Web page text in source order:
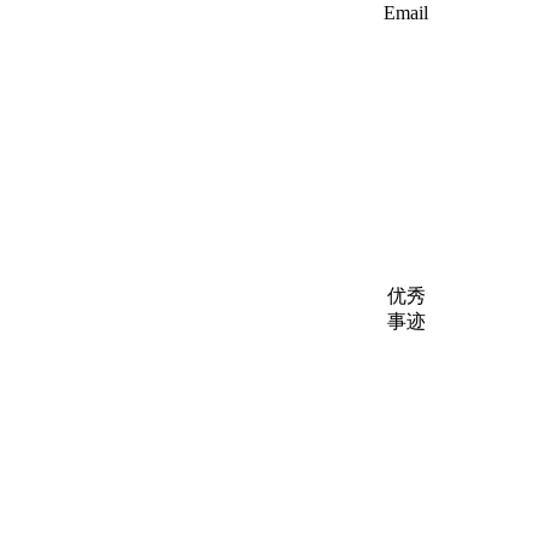
Email
优秀
事迹